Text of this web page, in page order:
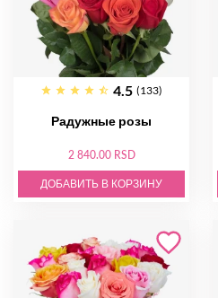
4.5 (133)
Радужные розы
2 840.00 RSD
ДОБАВИТЬ В КОРЗИНУ